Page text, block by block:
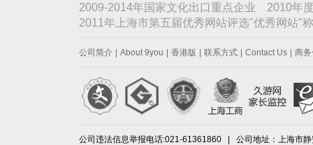
2009-2014年国家文化出口重点企业 2010年
2011年上海市第五届优秀网站评选"优秀网站
公司简介 About 9you 香港版 联系方式 Contact Us 商
公司违法信息举报电话:021-61361860 | 公司地址：上海市